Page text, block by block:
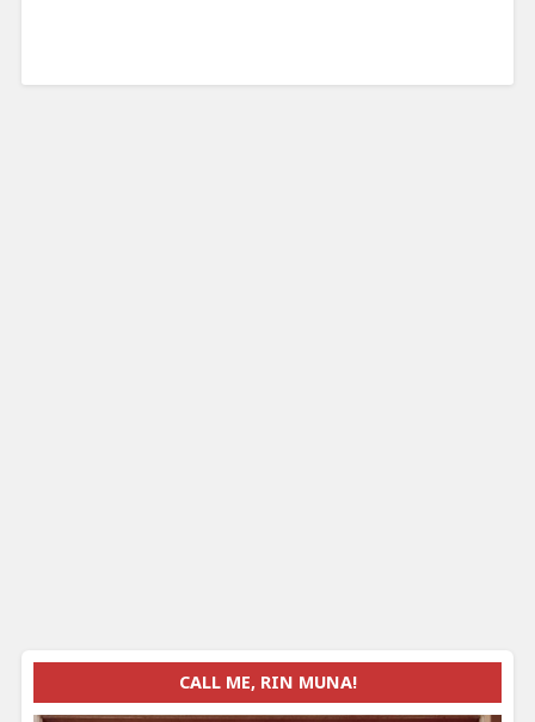
CALL ME, RIN MUNA!